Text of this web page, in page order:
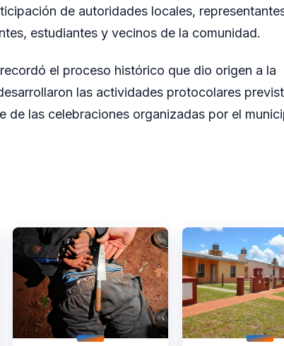
de autoridades locales,
estudiantes y vecinos de la comunidad.
el proceso histórico que dio origen a la
las actividades protocolares
de las celebraciones organizadas por el